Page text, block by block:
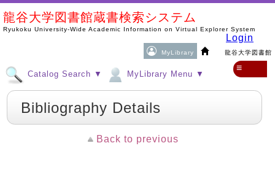
龍谷大学図書館蔵書検索システム
Ryukoku University-Wide Academic Information on Virtual Explorer System
MyLibrary 龍谷大学図書館
Login
Catalog Search ▼ MyLibrary Menu ▼
≡
Bibliography Details
Back to previous